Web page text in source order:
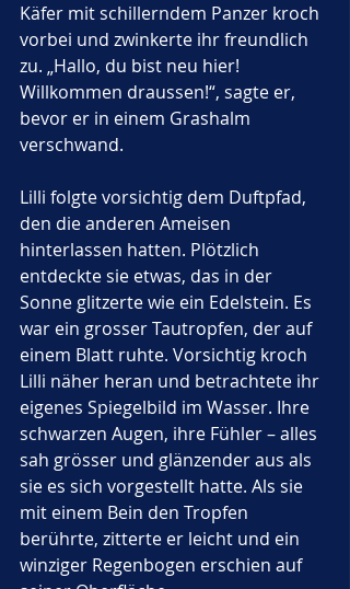
Käfer mit schillerndem Panzer kroch
vorbei und zwinkerte ihr freundlich
zu. „Hallo, du bist neu hier!
Willkommen draussen!“, sagte er,
bevor er in einem Grashalm
verschwand.
Lilli folgte vorsichtig dem Duftpfad,
den die anderen Ameisen
hinterlassen hatten. Plötzlich
entdeckte sie etwas, das in der
Sonne glitzerte wie ein Edelstein. Es
war ein grosser Tautropfen, der auf
einem Blatt ruhte. Vorsichtig kroch
Lilli näher heran und betrachtete ihr
eigenes Spiegelbild im Wasser. Ihre
schwarzen Augen, ihre Fühler – alles
sah grösser und glänzender aus als
sie es sich vorgestellt hatte. Als sie
mit einem Bein den Tropfen
berührte, zitterte er leicht und ein
winziger Regenbogen erschien auf